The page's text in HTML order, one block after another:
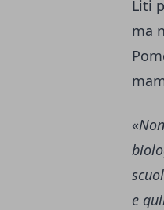
Liti
ma
«
e